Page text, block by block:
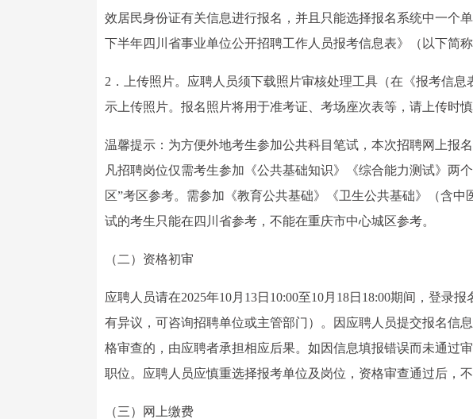
效居民身份证有关信息进行报名，并且只能选择报名系统中一个
下半年四川省事业单位公开招聘工作人员报考信息表》（以下简
2．上传照片。应聘人员须下载照片审核处理工具（在《报考信
示上传照片。报名照片将用于准考证、考场座次表等，请上传时慎
温馨提示：为方便外地考生参加公共科目笔试，本次招聘网上报
凡招聘岗位仅需考生参加《公共基础知识》《综合能力测试》两
区”考区参考。需参加《教育公共基础》《卫生公共基础》（含
试的考生只能在四川省参考，不能在重庆市中心城区参考。
（二）资格初审
应聘人员请在2025年10月13日10:00至10月18日18:00期间，登录
有异议，可咨询招聘单位或主管部门）。因应聘人员提交报名信
格审查的，由应聘者承担相应后果。如因信息填报错误而未通过
职位。应聘人员应慎重选择报考单位及岗位，资格审查通过后，
（三）网上缴费